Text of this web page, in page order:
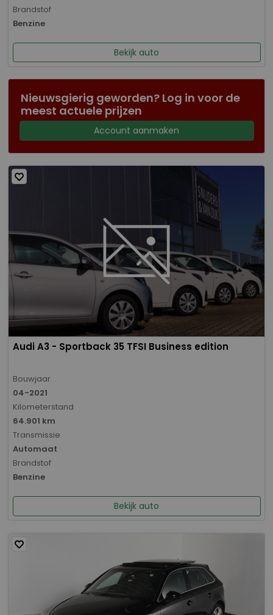
Brandstof
Benzine
Bekijk auto
Nieuwsgierig geworden? Log in voor de
meest actuele prijzen
Account aanmaken
Audi A3 - Sportback 35 TFSI Business edition
Bouwjaar
04-2021
Kilometerstand
64.901 km
Transmissie
Automaat
Brandstof
Benzine
Bekijk auto